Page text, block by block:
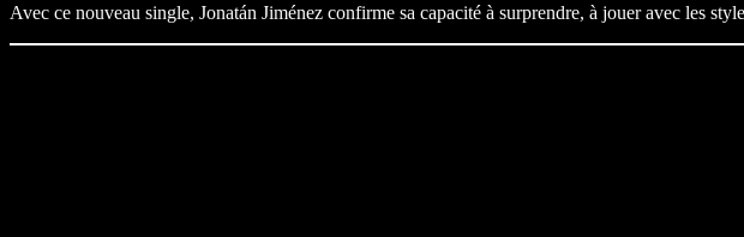
Avec ce nouveau single, Jonatán Jiménez confirme sa capacité à surprendre, à jouer avec les